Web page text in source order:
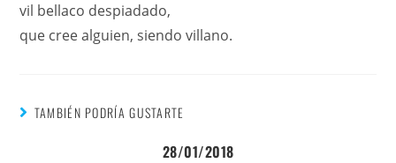
vil bellaco despiadado,
que cree alguien, siendo villano.
TAMBIÉN PODRÍA GUSTARTE
28/01/2018